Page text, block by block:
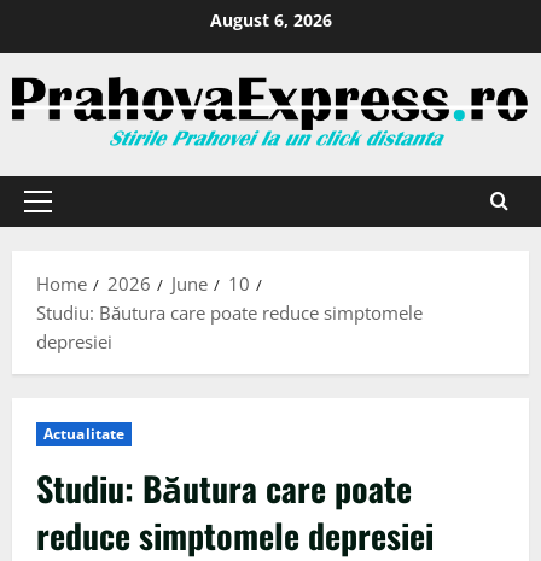
August 6, 2026
Home 2026 June
10
Studiu: Băutura care poate reduce simptomele
depresiei
Actualitate
Studiu: Băutura care poate
reduce simptomele depresiei